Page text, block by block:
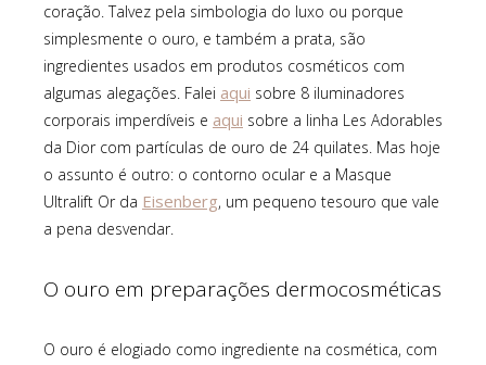
coração. Talvez pela simbologia do luxo ou porque
simplesmente o ouro, e também a prata, são
ingredientes usados em produtos cosméticos com
algumas alegações. Falei aqui sobre 8 iluminadores
corporais imperdíveis e aqui sobre a linha Les Adorables
da Dior com partículas de ouro de 24 quilates. Mas hoje
o assunto é outro: o contorno ocular e a Masque
Ultralift Or da Eisenberg, um pequeno tesouro que vale
a pena desvendar.
O ouro em preparações dermocosméticas
O ouro é elogiado como ingrediente na cosmética, com